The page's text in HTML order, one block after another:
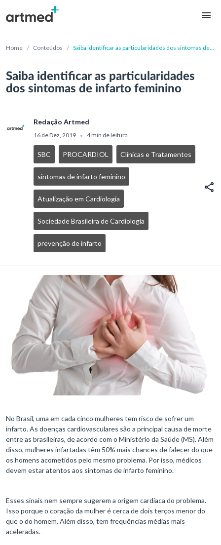
Home / Conteúdos / Saiba identificar as particularidades dos sintomas de
Saiba identificar as particularidades
dos sintomas de infarto feminino
Redação Artmed
16 de Dez, 2019 • 4 min de leitura
SBC PROCARDIOL Clínicas e Tratamentos
sintomas de infarto feminino
Atualização em Cardiologia
Sociedade Brasileira de Cardiologia
prevenção de infarto
No Brasil, uma em cada cinco mulheres tem risco de sofrer um
infarto. As doenças cardiovasculares são a principal causa de morte
entre as brasileiras, de acordo com o Ministério da Saúde (MS). Além
disso, mulheres infartadas têm 50% mais chances de falecer do que
os homens acometidos pelo mesmo problema. Por isso, médicos
devem estar atentos aos sintomas de infarto feminino.
Esses sinais nem sempre sugerem a origem cardíaca do problema.
Isso porque o coração da mulher é cerca de dois terços menor do
que o do homem. Além disso, tem frequências médias mais
aceleradas.